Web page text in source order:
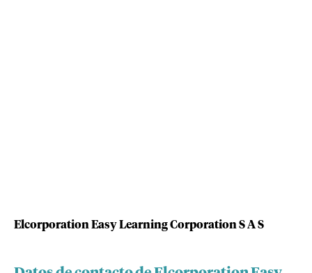
Elcorporation Easy Learning Corporation S A S